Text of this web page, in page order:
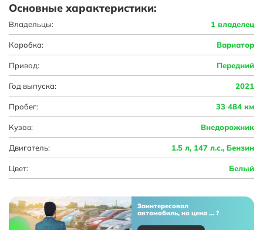
Основные характеристики:
Владельцы: 1 владелец
Коробка: Вариатор
Привод: Передний
Год выпуска: 2021
Пробег: 33 484 км
Кузов: Внедорожник
Двигатель: 1.5 л, 147 л.с., Бензин
Цвет: Белый
Заинтересовал
автомобиль, но цена ... ?